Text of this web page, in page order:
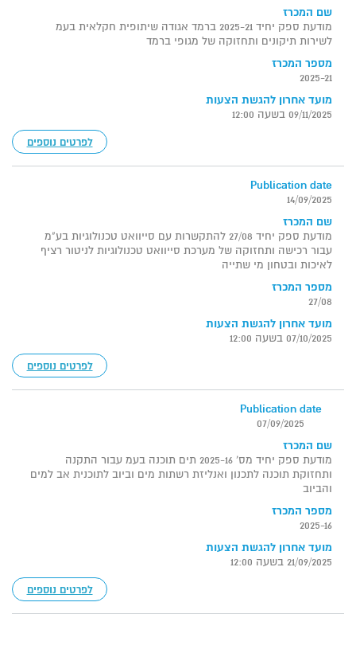
שם המכרז
מודעת ספק יחיד 2025-21 ברמד אגודה שיתופית חקלאית בעמ
לשירות תיקונים ותחזוקה של מגופי ברמד
מספר המכרז
2025-21
מועד אחרון להגשת הצעות
09/11/2025 בשעה 12:00
לפרטים נוספים
Publication date
14/09/2025
שם המכרז
מודעת ספק יחיד 27/08 להתקשרות עם סייוואט טכנולוגיות בע"מ
עבור רכישה ותחזוקה של מערכת סייוואט טכנולוגיות לניטור רציף
לאיכות ובטחון מי שתייה
מספר המכרז
27/08
מועד אחרון להגשת הצעות
07/10/2025 בשעה 12:00
לפרטים נוספים
Publication date
07/09/2025
שם המכרז
מודעת ספק יחיד מס' 2025-16 תים תוכנה בעמ עבור התקנה
ותחזוקת תוכנה לתכנון ואנליזת רשתות מים וביוב לתוכנית אב למים
והביוב
מספר המכרז
2025-16
מועד אחרון להגשת הצעות
21/09/2025 בשעה 12:00
לפרטים נוספים